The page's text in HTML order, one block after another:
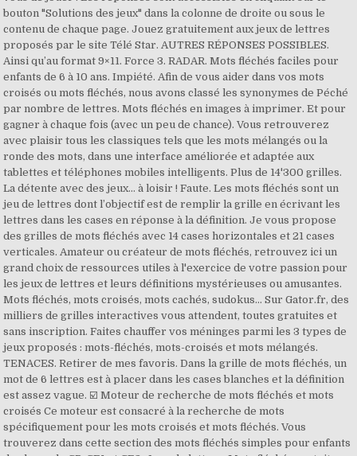
bouton "Solutions des jeux" dans la colonne de droite ou sous le
contenu de chaque page. Jouez gratuitement aux jeux de lettres
proposés par le site Télé Star. AUTRES RÉPONSES POSSIBLES.
Ainsi qu’au format 9×11. Force 3. RADAR. Mots fléchés faciles pour
enfants de 6 à 10 ans. Impiété. Afin de vous aider dans vos mots
croisés ou mots fléchés, nous avons classé les synonymes de Péché
par nombre de lettres. Mots fléchés en images à imprimer. Et pour
gagner à chaque fois (avec un peu de chance). Vous retrouverez
avec plaisir tous les classiques tels que les mots mélangés ou la
ronde des mots, dans une interface améliorée et adaptée aux
tablettes et téléphones mobiles intelligents. Plus de 14'300 grilles.
La détente avec des jeux… à loisir ! Faute. Les mots fléchés sont un
jeu de lettres dont l’objectif est de remplir la grille en écrivant les
lettres dans les cases en réponse à la définition. Je vous propose
des grilles de mots fléchés avec 14 cases horizontales et 21 cases
verticales. Amateur ou créateur de mots fléchés, retrouvez ici un
grand choix de ressources utiles à l'exercice de votre passion pour
les jeux de lettres et leurs définitions mystérieuses ou amusantes.
Mots fléchés, mots croisés, mots cachés, sudokus… Sur Gator.fr, des
milliers de grilles interactives vous attendent, toutes gratuites et
sans inscription. Faites chauffer vos méninges parmi les 3 types de
jeux proposés : mots-fléchés, mots-croisés et mots mélangés.
TENACES. Retirer de mes favoris. Dans la grille de mots fléchés, un
mot de 6 lettres est à placer dans les cases blanches et la définition
est assez vague. ☑️ Moteur de recherche de mots fléchés et mots
croisés Ce moteur est consacré à la recherche de mots
spécifiquement pour les mots croisés et mots fléchés. Vous
trouverez dans cette section des mots fléchés simples pour enfants